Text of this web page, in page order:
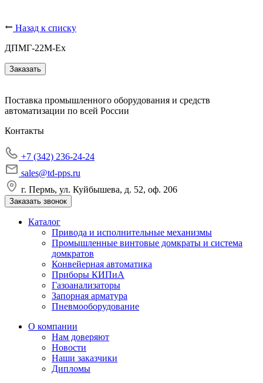
Назад к списку
ДПМГ-22M-Ех
Заказать
Поставка промышленного оборудования и средств
автоматизации по всей России
Контакты
+7 (342) 236-24-24
sales@td-pps.ru
г. Пермь, ул. Куйбышева, д. 52, оф. 206
Заказать звонок
Каталог
Привода и исполнительные механизмы
Промышленные винтовые домкраты и система
домкратов
Конвейерная автоматика
Приборы КИПиА
Газоанализаторы
Запорная арматура
Пневмооборудование
О компании
Нам доверяют
Новости
Наши заказчики
Дипломы